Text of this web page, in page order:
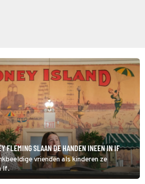
FLEMING SLAAN DE HANDEN INEEN IN IF
vrienden als kinderen ze
If.